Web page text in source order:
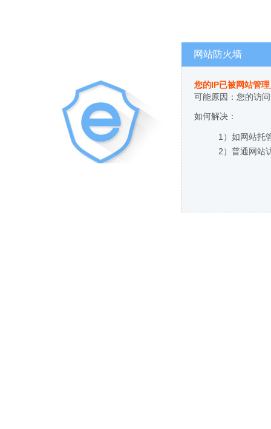
网站防火墙
您的IP已被网站管
可能原因：您的访
如何解决：
1）如网站托
2）普通网站